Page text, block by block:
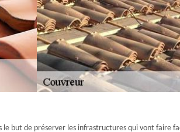
but de préserver les infrastructures qui vont faire